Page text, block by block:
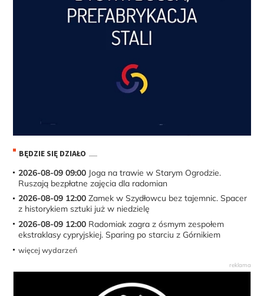
BĘDZIE SIĘ DZIAŁO
2026-08-09 09:00 Joga na trawie w Starym Ogrodzie.
Ruszają bezpłatne zajęcia dla radomian
2026-08-09 12:00 Zamek w Szydłowcu bez tajemnic. Spacer
z historykiem sztuki już w niedzielę
2026-08-09 12:00 Radomiak zagra z ósmym zespołem
ekstraklasy cypryjskiej. Sparing po starciu z Górnikiem
więcej wydarzeń